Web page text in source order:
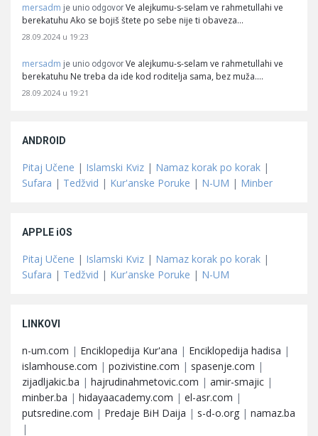
mersadm je unio odgovor Ve alejkumu-s-selam ve rahmetullahi ve
berekatuhu Ako se bojiš štete po sebe nije ti obaveza…
28.09.2024 u 19:23
mersadm je unio odgovor Ve alejkumu-s-selam ve rahmetullahi ve
berekatuhu Ne treba da ide kod roditelja sama, bez muža.…
28.09.2024 u 19:21
ANDROID
Pitaj Učene | Islamski Kviz | Namaz korak po korak |
Sufara | Tedžvid | Kur'anske Poruke | N-UM | Minber
APPLE iOS
Pitaj Učene | Islamski Kviz | Namaz korak po korak |
Sufara | Tedžvid | Kur'anske Poruke | N-UM
LINKOVI
n-um.com | Enciklopedija Kur'ana | Enciklopedija hadisa |
islamhouse.com | pozivistine.com | spasenje.com |
zijadljakic.ba | hajrudinahmetovic.com | amir-smajic |
minber.ba | hidayaacademy.com | el-asr.com |
putsredine.com | Predaje BiH Daija | s-d-o.org | namaz.ba
|